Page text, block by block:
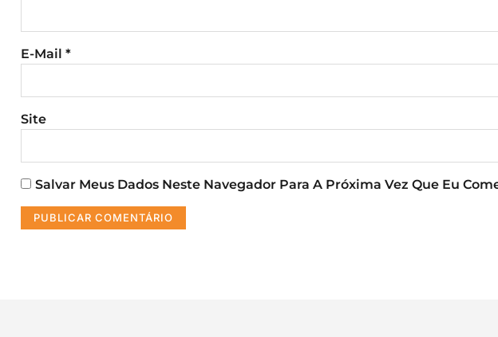
E-Mail *
Site
Salvar Meus Dados Neste Navegador Para A Próxima Vez Que Eu